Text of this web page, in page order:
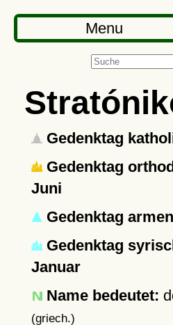
Menu
Gedenktag
Gedenktag
Juni
Gedenktag
Gedenktag
Januar
Name bedeutet:
(griech.)